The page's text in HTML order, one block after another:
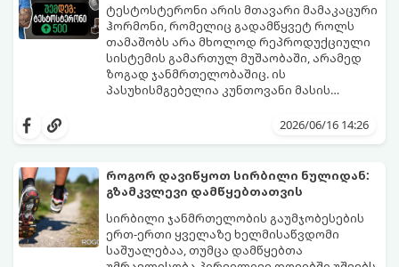
ტესტოსტერონი არის მთავარი მამაკაცური
ჰორმონი, რომელიც გადამწყვეტ როლს
თამაშობს არა მხოლოდ რეპროდუქციული
სისტემის გამართულ მუშაობაში, არამედ
ზოგად ჯანმრთელობაშიც. ის
პასუხისმგებელია კუნთოვანი მასის
დონეზე, გუნება-განწყობაზე,
ორგანიზმში ტესტოსტერონის დონე
თანამედროვე სტრესული ცხოვრების წესი,
არასწორი კვება და უმოძრაობა ამ პროცესს
კატასტროფულად აჩქარებს. დაბალი
ტესტოსტერონი იწვევს მუდმივ
დაღლილობას, დეპრესიას, კუნთების
განლევასა და ცხიმის დაგროვებას მუცლის
სინთეტიკური ჰორმონალური თერაპიის
დაწყებამდე, რომელსაც ხშირად
სერიოზული გვერდითი ეფექტები აქვს,
უმჯობესია ორგანიზმს ტესტოსტერონის
2026/06/16 14:26
როგორ დავიწყოთ სირბილი ნულიდან:
გზამკვლევი დამწყებთათვის
სირბილი ჯანმრთელობის გაუმჯობესების
ერთ-ერთი ყველაზე ხელმისაწვდომი
საშუალებაა, თუმცა დამწყებთა